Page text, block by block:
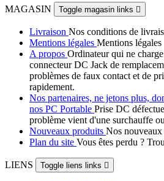
MAGASIN Toggle magasin links 
Livraison Nos conditions de
Mentions légales Mentions légales
A propos Ordinateur qui ne
connecteur DC Jack de
problèmes de faux contact et de
rapidement.
Nos partenaires, ne jetons plus,
nos PC Portable Prise DC
problème vient d'une surchauffe
Nouveaux produits Nos
Plan du site Vous êtes perdu ?
LIENS Toggle liens links 